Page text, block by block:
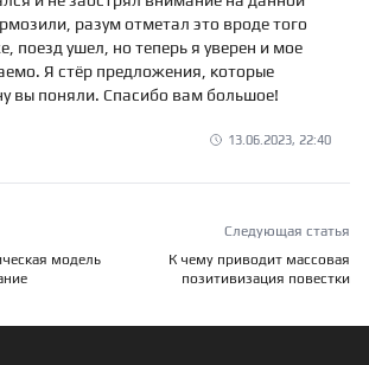
разум отметал это вроде того
поезд ушел, но теперь я уверен и мое
Я стёр предложения, которые
вы поняли. Спасибо вам большое!
13.06.2023, 22:40
модель
Следующая статья
К чему приводит массовая
позитивизация повестки